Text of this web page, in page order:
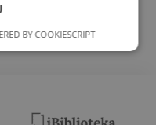
BY COOKIESCRIPT